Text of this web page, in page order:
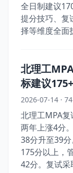
全日制建议
提分技巧、复
择等维度全面
北理工
标建议175+
2026-07-14 ·
北理工MPA复
两年上涨4分
38分升至39
175分以上，
42分。复试采